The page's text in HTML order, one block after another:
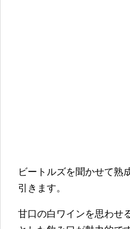
ビートルズを聞かせて熟
引きます。
甘口の白ワインを思わせ